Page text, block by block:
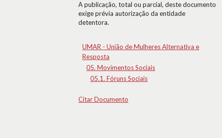
A publicação, total ou parcial, deste documento
exige prévia autorização da entidade
detentora.
UMAR - União de Mulheres Alternativa e
Resposta
05. Movimentos Sociais
05.1. Fóruns Sociais
Citar Documento